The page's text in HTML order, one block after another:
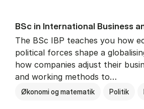
BSc in In­ter­na­tion­al Busi­ness
The BSc IBP teaches you how
political forces shape a
how companies adjust their
and working methods to…
Økonomi og matematik Politik